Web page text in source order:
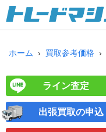
ホーム 買取参考価格
ライン査定
出張買取の申込